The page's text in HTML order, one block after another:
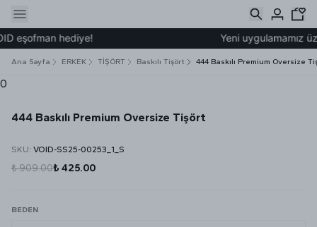
eşofman hediye! Yeni uygulamamız
Ana Sayfa ERKEK TİŞÖRT Baskılı Tişört 444 Baskılı Premium Oversize
0
444 Baskılı Premium Oversize Tişört
SKU: VOID-SS25-00253_1_S
₺ 909.00₺ 425.00
BEDEN